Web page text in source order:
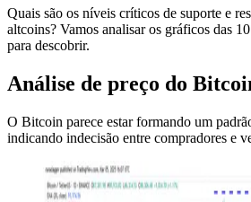
Quais são os níveis críticos de suporte e
altcoins? Vamos analisar os gráficos das
para descobrir.
Análise de preço do
O Bitcoin parece estar formando um
indicando indecisão entre compradores e